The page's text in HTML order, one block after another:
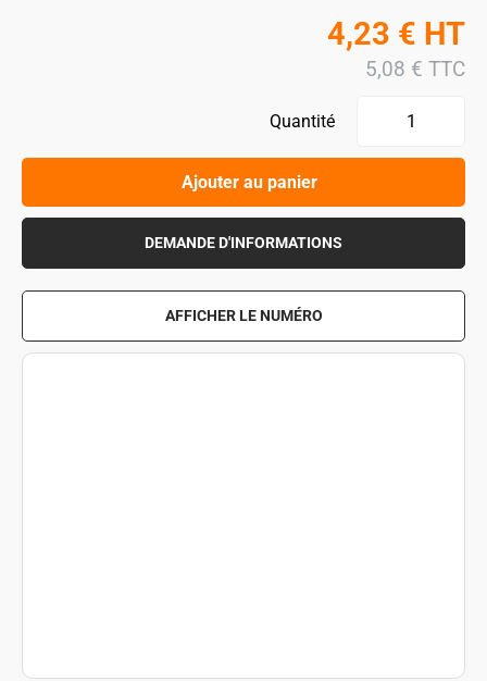
4,23 € HT
5,08 € TTC
Quantité
Ajouter au panier
DEMANDE D'INFORMATIONS
AFFICHER LE NUMÉRO